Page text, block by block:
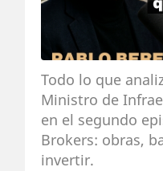
Todo lo que
Ministro de
en el segundo
Brokers: obras,
invertir.